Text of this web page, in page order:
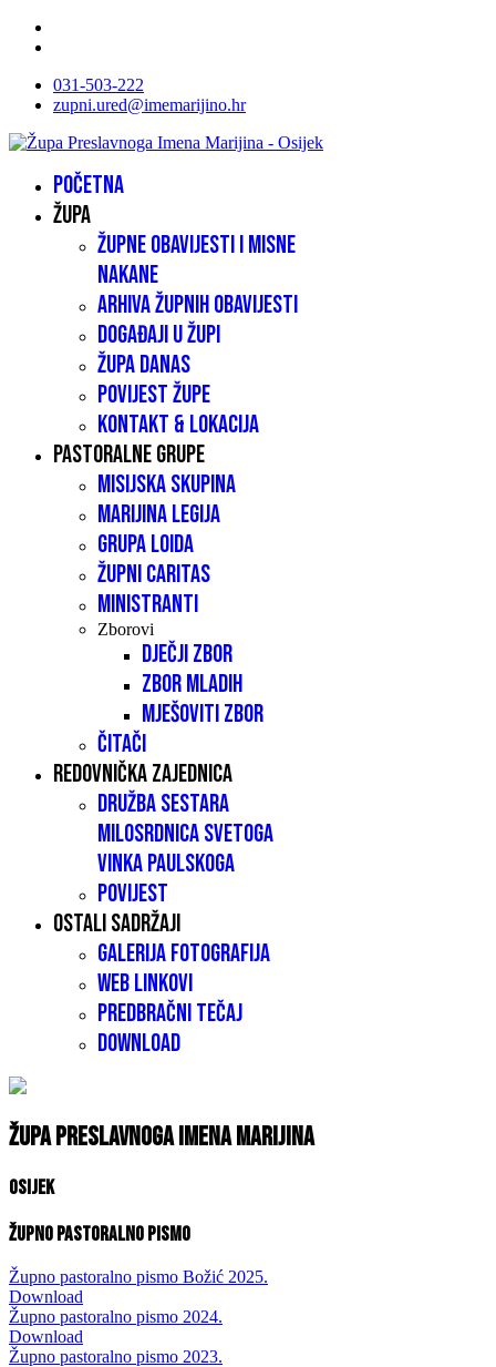
031-503-222
zupni.ured@imemarijino.hr
Početna
Župa
Župne obavijesti i misne
nakane
Arhiva župnih obavijesti
Događaji u župi
Župa danas
Povijest župe
Kontakt & lokacija
Pastoralne grupe
Misijska skupina
Marijina legija
Grupa LOIDA
Župni caritas
Ministranti
Zborovi
Dječji zbor
Zbor mladih
Mješoviti zbor
Čitači
Redovnička zajednica
Družba sestara
milosrdnica Svetoga
Vinka Paulskoga
Povijest
Ostali sadržaji
Galerija fotografija
Web linkovi
Predbračni tečaj
Download
Župa Preslavnoga Imena Marijina
Osijek
Župno pastoralno pismo
Župno pastoralno pismo Božić 2025.
Download
Župno pastoralno pismo 2024.
Download
Župno pastoralno pismo 2023.